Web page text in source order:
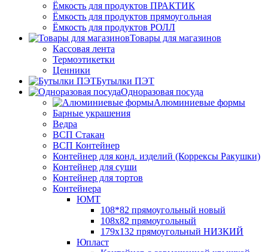
Ёмкость для продуктов ПРАКТИК
Ёмкость для продуктов прямоугольная
Ёмкость для продуктов РОЛЛ
Товары для магазинов
Кассовая лента
Термоэтикетки
Ценники
Бутылки ПЭТ
Одноразовая посуда
Алюминиевые формы
Барные украшения
Ведра
ВСП Стакан
ВСП Контейнер
Контейнер для конд. изделий (Коррексы Ракушки)
Контейнер для суши
Контейнер для тортов
Контейнера
ЮМТ
108*82 прямоугольный новый
108х82 прямоугольный
179х132 прямоугольный НИЗКИЙ
Юпласт